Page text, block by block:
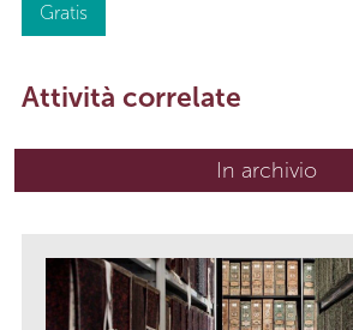
Gratis
Attività correlate
In archivio